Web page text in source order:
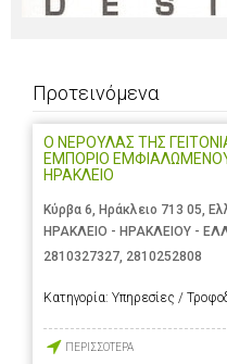
Προτεινόμενα
Ο ΝΕΡΟΥΛΑΣ ΤΗΣ
ΕΜΠΟΡΙΟ
ΗΡΑΚΛΕΙΟ
Κύρβα 6, Ηράκλειο 713 05,
ΗΡΑΚΛΕΙΟ - ΗΡΑΚΛΕΙΟΥ -
2810327327, 2810252808
Κατηγορία: Υπηρεσίες /
ΠΕΡΙΣΣΟΤΕΡΑ